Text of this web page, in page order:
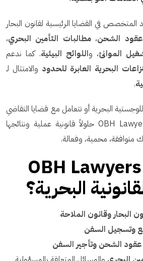
المتخصص في القضايا الرئيسية لقانون البحار
عقود الشحن،مطالبات التأمين البحري،
الموانئ، واللوائح البيئية. كما ندعم
البحرية العابرة للحدود والامتثال لـ
.
البحرية أو تتعامل مع قضايا التقاضي
البحري المعقدة، توفر OBH Lawyers حلولاً قانونية عملية ونتائجها
متوافقة، محمية، وفعالة.
لماذا تختار OBH Lawyers
البحرية؟
البحار وقانون الملاحة
وتسجيل السفن
عقود الشحن وتأجير السفن